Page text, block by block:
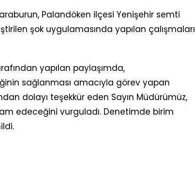
Palandöken ilçesi Yenişehir semti
şok uygulamasında yapılan çalışmaları
yapılan paylaşımda,
sağlanması amacıyla görev yapan
dolayı teşekkür eden Sayın Müdürümüz,
edeceğini vurguladı. Denetimde birim